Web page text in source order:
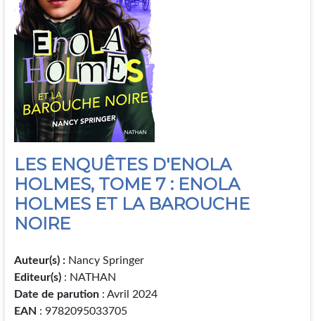
LES ENQUÊTES D'ENOLA
HOLMES, TOME 7 : ENOLA
HOLMES ET LA BAROUCHE
NOIRE
Auteur(s) :Nancy Springer
Editeur(s) : NATHAN
Date de parution: Avril 2024
EAN : 9782095033705